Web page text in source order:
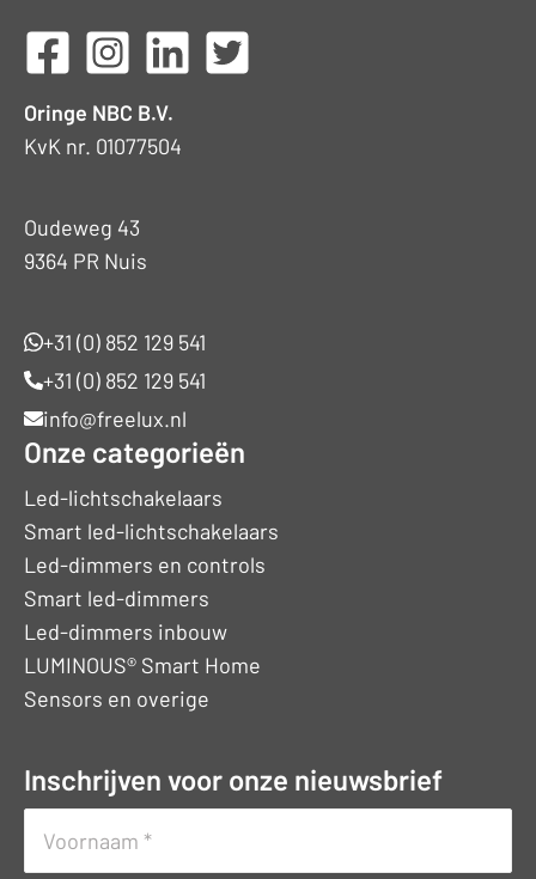
Oringe NBC B.V.
KvK nr. 01077504
Oudeweg 43
9364 PR Nuis
+31 (0) 852 129 541
+31 (0) 852 129 541
info@freelux.nl
Onze categorieën
Led-lichtschakelaars
Smart led-lichtschakelaars
Led-dimmers en controls
Smart led-dimmers
Led-dimmers inbouw
LUMINOUS® Smart Home
Sensors en overige
Inschrijven voor onze nieuwsbrief